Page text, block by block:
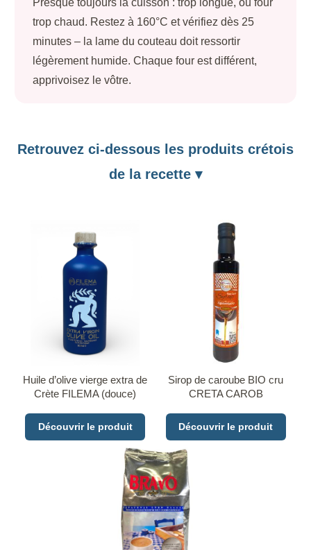
Presque toujours la cuisson : trop longue, ou four
trop chaud. Restez à 160°C et vérifiez dès 25
minutes – la lame du couteau doit ressortir
légèrement humide. Chaque four est différent,
apprivoisez le vôtre.
Retrouvez ci-dessous les produits crétois
de la recette ▾
Huile d’olive vierge extra de
Crète FILEMA (douce)
Découvrir le produit
Sirop de caroube BIO cru
CRETA CAROB
Découvrir le produit